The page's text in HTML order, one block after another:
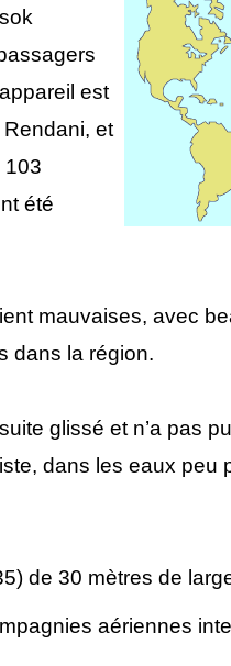
est
Rendani, et
103
été
mauvaises, avec
dans la région.
glissé et n’a pas
dans les eaux peu
de 30 mètres de
aériennes